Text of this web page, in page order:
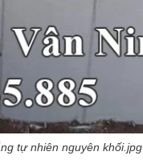
tự nhiên nguyên khối.jpg